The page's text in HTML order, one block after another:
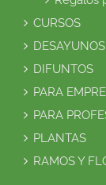
CURSOS
DESAYUNOS
DIFUNTOS
PARA
PARA
PLANTAS
RAMOS Y